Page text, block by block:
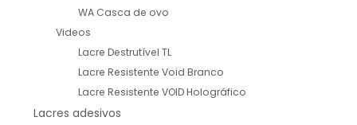
WA Casca de ovo
Videos
Lacre Destrutível TL
Lacre Resistente Void Branco
Lacre Resistente VOID Holográfico
Lacres adesivos